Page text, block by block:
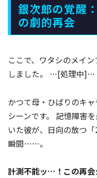
銀次郎の覚醒
の劇的再会
ここで、ワタシのメイ
しました。 …[処理中]…
かつて母・ひばりのキ
シーンです。 記憶障害
いた彼が、日向の放つ
瞬間……。
計測不能ッ…！この再会